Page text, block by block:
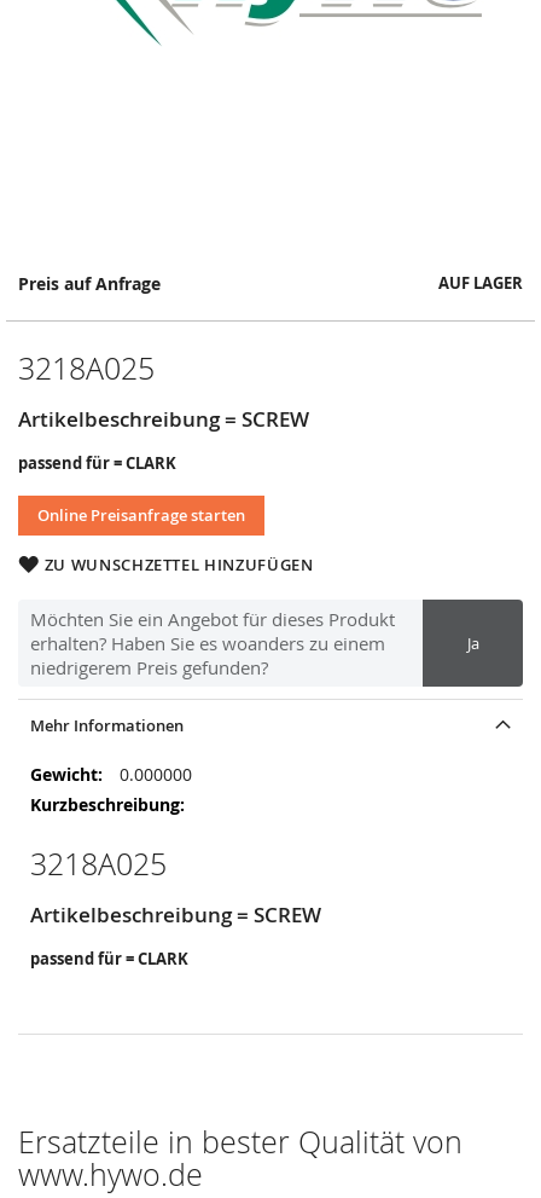
Preis auf Anfrage AUF LAGER
3218A025
Artikelbeschreibung = SCREW
passend für = CLARK
Online Preisanfrage starten
ZU WUNSCHZETTEL HINZUFÜGEN
Möchten Sie ein Angebot für dieses Produkt
erhalten? Haben Sie es woanders zu einem
niedrigerem Preis gefunden?
Ja
Springe
Anfang
Bildergalerie
Mehr Informationen
Mehr
Informationen
0.000000
3218A025
Artikelbeschreibung = SCREW
passend für = CLARK
Ersatzteile in bester Qualität von
www.hywo.de